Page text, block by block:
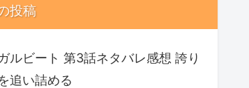
投稿
ルビート 第3話ネタバレ感想 誇り
追い詰める